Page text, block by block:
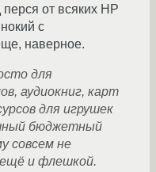
от всяких HP
с
наверное.
для
аудиокниг, карт
для игрушек
бюджетный
совсем не
и флешкой.